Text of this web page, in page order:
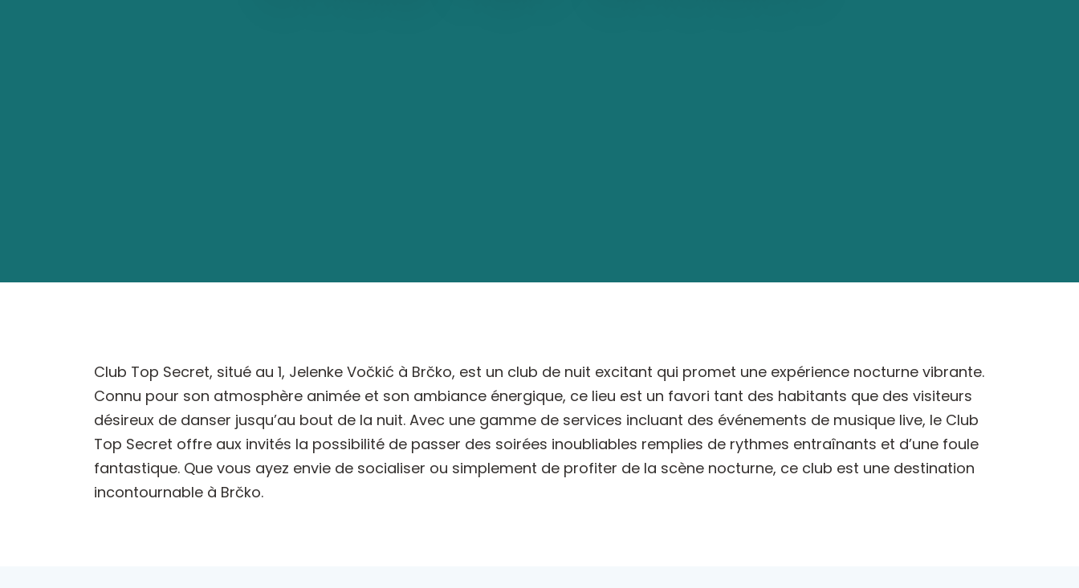
Club Top Secret, situé au 1, Jelenke Vočkić à Brčko, est un club de nuit excitant qui promet une expérience nocturne vibrante.
Connu pour son atmosphère animée et son ambiance énergique, ce lieu est un favori tant des habitants que des visiteurs
désireux de danser jusqu’au bout de la nuit. Avec une gamme de services incluant des événements de musique live, le Club
Top Secret offre aux invités la possibilité de passer des soirées inoubliables remplies de rythmes entraînants et d’une foule
fantastique. Que vous ayez envie de socialiser ou simplement de profiter de la scène nocturne, ce club est une destination
incontournable à Brčko.